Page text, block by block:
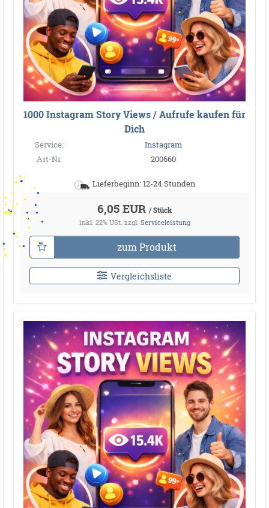
1000 Instagram Story Views / Aufrufe kaufen für
Dich
Service:
Instagram
Art-Nr.
200660
Lieferbeginn: 12-24 Stunden
6,05 EUR / Stück
inkl. 22% USt. zzgl. Serviceleistung
zum Produkt
Vergleichsliste